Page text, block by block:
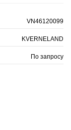
VN46120099
KVERNELAND
По запросу